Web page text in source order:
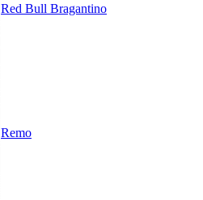
Red Bull Bragantino
Remo